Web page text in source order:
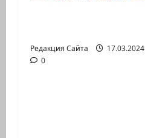
Редакция Сайта
17.03.2024
0Новости на сайте (архив)